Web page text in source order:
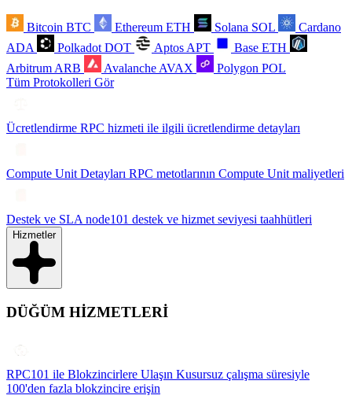
Bitcoin BTC Ethereum ETH Solana SOL
Cardano
ADA
Polkadot DOT Aptos APT Base ETH
Arbitrum ARB Avalanche AVAX Polygon POL
Tüm Protokolleri Gör
Ücretlendirme RPC hizmeti ile ilgili ücretlendirme detayları
Compute Unit Detayları RPC metotlarının Compute Unit maliyetleri
Destek ve SLA node101 destek ve hizmet seviyesi taahhütleri
Hizmetler
DÜĞÜM HİZMETLERİ
RPC101 ile Blokzincirlere Ulaşın Kusursuz çalışma süresiyle
100'den fazla blokzincire erişin